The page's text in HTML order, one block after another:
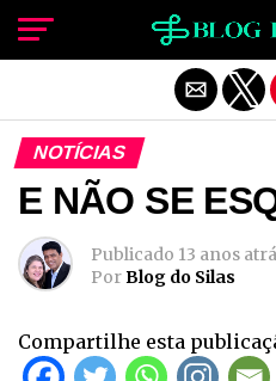
NOTÍCIAS
E NÃO SE
Publicado 13 anos
PorBlog do Silas
Compartilhe esta
Sair da